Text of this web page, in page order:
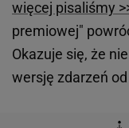
więcej pisaliśmy
premiowej"
Okazuje się, że
wersję zdarzeń